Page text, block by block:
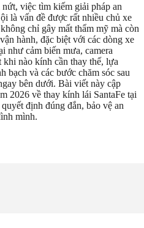
việc tìm kiếm giải pháp an
là vấn đề được rất nhiều chủ xe
chỉ gây mất thẩm mỹ mà còn
hành, đặc biệt với các dòng xe
như cảm biến mưa, camera
nào kính cần thay thế, lựa
bạch và các bước chăm sóc sau
bên dưới. Bài viết này cập
2026 về thay kính lái SantaFe tại
định đúng đắn, bảo vệ an
mình.